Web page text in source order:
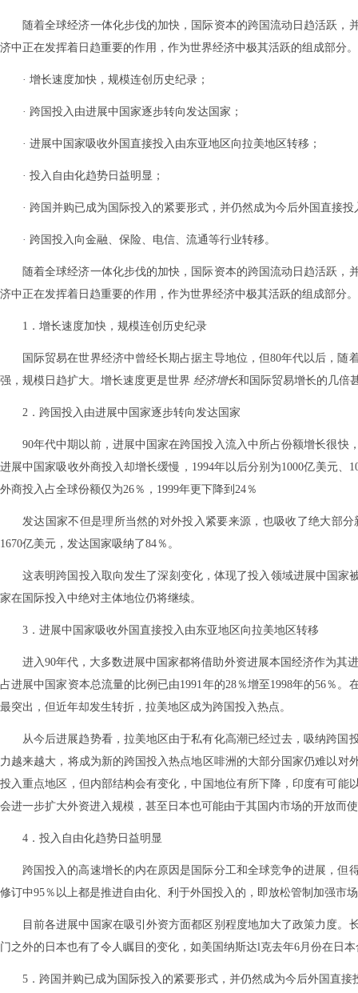
随着全球经济一体化步伐的加快，国际资本的跨国流动日趋活跃
济中正在发挥着日趋重要的作用，作为世界经济中极其活跃的组成部分。
· 增长速度加快，规模连创历史纪录；
· 跨国投入由进展中国家逐步转向发达国家；
· 进展中国家吸收外国直接投入由东亚地区向拉美地区转移；
· 投入自由化趋势日益明显；
· 跨国并购已成为国际投入的紧要形式，并仍然成为今后外国直接
· 跨国投入向金融、保险、电信、流通等行业转移。
随着全球经济一体化步伐的加快，国际资本的跨国流动日趋活跃
济中正在发挥着日趋重要的作用，作为世界经济中极其活跃的组成部分。
1．增长速度加快，规模连创历史纪录
国际贸易在世界经济中曾经长期占据主导地位，但80年代以后，
强，规模日趋扩大。增长速度更是世界 经济增长和国际贸易增长的几倍
2．跨国投入由进展中国家逐步转向发达国家
90年代中期以前，进展中国家在跨国投入流入中所占份额增长很快
进展中国家吸收外商投入却增长缓慢，1994年以后分别为1000亿美元、
外商投入占全球份额仅为26％，1999年更下降到24％
发达国家不但是理所当然的对外投入紧要来源，也吸收了绝大部
1670亿美元，发达国家吸纳了84％。
这表明跨国投入取向发生了深刻变化，体现了投入领域进展中国
家在国际投入中绝对主体地位仍将继续。
3．进展中国家吸收外国直接投入由东亚地区向拉美地区转移
进入90年代，大多数进展中国家都将借助外资进展本国经济作为其
占进展中国家资本总流量的比例已由1991年的28％增至1998年的56％
最突出，但近年却发生转折，拉美地区成为跨国投入热点。
从今后进展趋势看，拉美地区由于私有化高潮已经过去，吸纳跨
力越来越大，将成为新的跨国投入热点地区啡洲的大部分国家仍难以
投入重点地区，但内部结构会有变化，中国地位有所下降，印度有可
会进一步扩大外资进入规模，甚至日本也可能由于其国内市场的开放而
4．投入自由化趋势日益明显
跨国投入的高速增长的内在原因是国际分工和全球竞争的进展，
修订中95％以上都是推进自由化、利于外国投入的，即放松管制加强市
目前各进展中国家在吸引外资方面都区别程度地加大了政策力度
门之外的日本也有了令人瞩目的变化，如美国纳斯达l克去年6月份在日
5．跨国并购已成为国际投入的紧要形式，并仍然成为今后外国直接